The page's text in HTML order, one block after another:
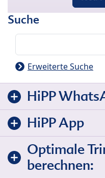
Suche
Erweiterte Suche
HiPP
HiPP App
Optimale
berechnen: